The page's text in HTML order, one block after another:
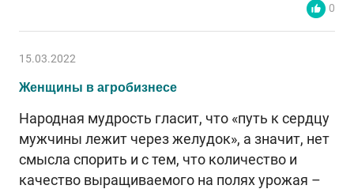
0
15.03.2022
Женщины в агробизнесе
Народная мудрость гласит, что «путь к сердцу
мужчины лежит через желудок», а значит, нет
смысла спорить и с тем, что количество и
качество выращиваемого на полях урожая –